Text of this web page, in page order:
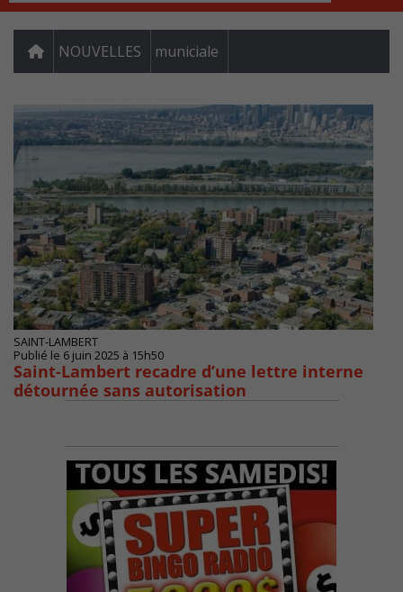
NOUVELLES municiale
SAINT-LAMBERT
Publié le 6 juin 2025 à 15h50
Saint-Lambert recadre d’une lettre interne
détournée sans autorisation